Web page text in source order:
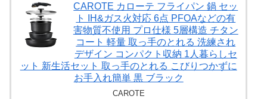
CAROTE カローテ フライパン 鍋 セッ
ト IH&ガス火対応 6点 PFOAなどの有
害物質不使用 プロ仕様 5層構造 チタン
コート 軽量 取っ手のとれる 洗練され
デザイン コンパクト収納 1人暮らしセ
ット 新生活セット 取っ手のとれる こびりつかずに
お手入れ簡単 黒 ブラック
CAROTE